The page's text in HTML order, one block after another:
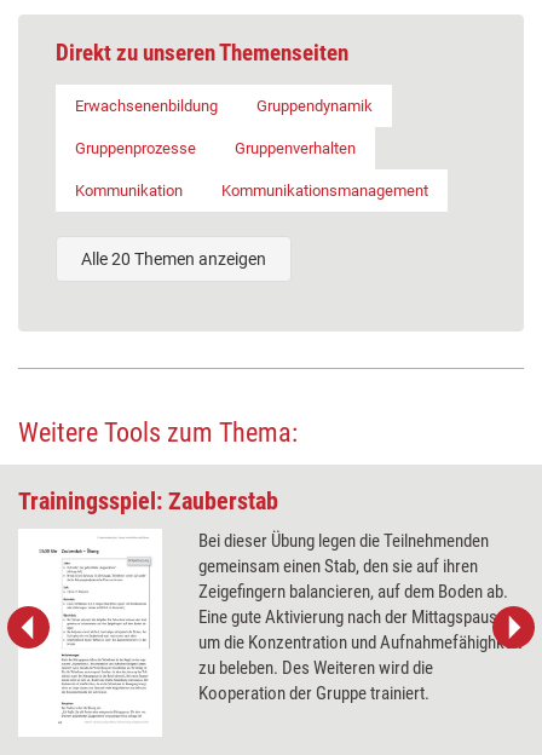
Direkt zu unseren Themenseiten
Erwachsenenbildung Gruppendynamik
Gruppenprozesse Gruppenverhalten
Kommunikation Kommunikationsmanagement
Alle 20 Themen anzeigen
Weitere Tools zum Thema:
Trainingsspiel: Zauberstab
Bei dieser Übung legen die Teilnehmenden
gemeinsam einen Stab, den sie auf ihren
Zeigefingern balancieren, auf dem Boden ab.
Eine gute Aktivierung nach der Mittagspause,
um die Konzentration und Aufnahmefähighkeit
zu beleben. Des Weiteren wird die
Kooperation der Gruppe trainiert.